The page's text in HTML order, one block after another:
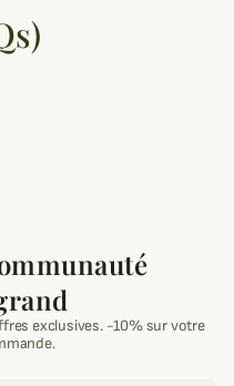
exclusives. -10% sur votre